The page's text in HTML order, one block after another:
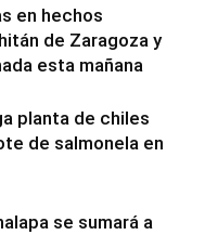
en hechos
de Zaragoza y
esta mañana
planta de chiles
de salmonela en
se sumará a